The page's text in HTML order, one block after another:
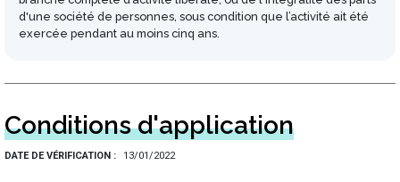
d'une société de personnes, sous condition que l’activité ait été
exercée pendant au moins cinq ans.
Conditions d'application
DATE DE VÉRIFICATION 13/01/2022